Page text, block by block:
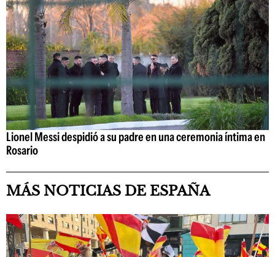
Lionel Messi despidió a su padre en una ceremonia íntima en
Rosario
MÁS NOTICIAS DE ESPAÑA